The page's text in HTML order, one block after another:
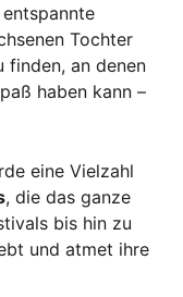
Tochter
an denen
haben kann –
eine Vielzahl
, die das ganze
bis hin zu
und atmet ihre